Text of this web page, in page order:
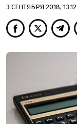
3 СЕНТЯБРЯ 2018, 13:12